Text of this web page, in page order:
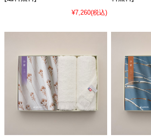
¥7,260(税込)